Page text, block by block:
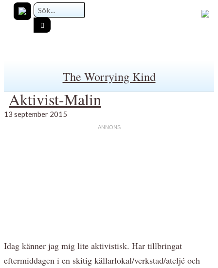
The Worrying Kind
Aktivist-Malin
13 september 2015
Idag känner jag mig lite aktivistisk. Har tillbringat
eftermiddagen i en skitig källarlokal/verkstad/ateljé och